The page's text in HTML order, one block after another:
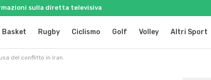
sulla diretta televisiva
Basket Rugby Ciclismo Golf Volley Altri Sport
del conflitto in Iran.